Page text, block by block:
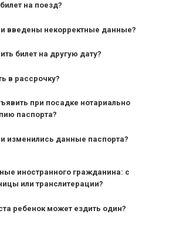
на поезд?
введены некорректные данные?
билет на другую дату?
в рассрочку?
при посадке нотариально
паспорта?
изменились данные паспорта?
иностранного гражданина: с
или транслитерации?
ребенок может ездить один?